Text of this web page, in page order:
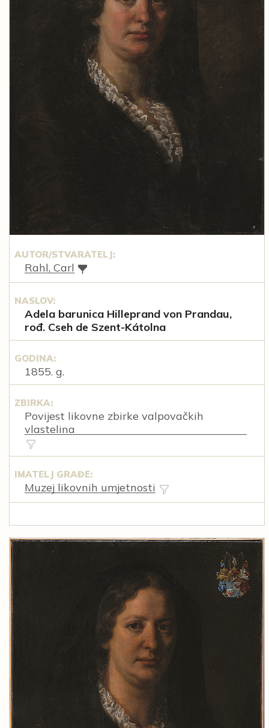
AUTOR/STVARATELJ:
Rahl, Carl
NASLOV:
Adela barunica Hilleprand von Prandau,
rođ. Cseh de Szent-Kátolna
GODINA:
1855. g.
ZBIRKA:
Povijest likovne zbirke valpovačkih
vlastelina
IMATELJ GRAĐE:
Muzej likovnih umjetnosti